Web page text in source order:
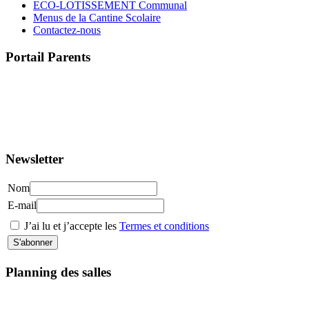
ECO-LOTISSEMENT Communal
Menus de la Cantine Scolaire
Contactez-nous
Portail Parents
Newsletter
Nom
E-mail
J’ai lu et j’accepte les Termes et conditions
Planning des salles